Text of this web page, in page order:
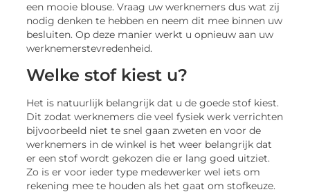
een mooie blouse. Vraag uw werknemers dus wat zij
nodig denken te hebben en neem dit mee binnen uw
besluiten. Op deze manier werkt u opnieuw aan uw
werknemerstevredenheid.
Welke stof kiest u?
Het is natuurlijk belangrijk dat u de goede stof kiest.
Dit zodat werknemers die veel fysiek werk verrichten
bijvoorbeeld niet te snel gaan zweten en voor de
werknemers in de winkel is het weer belangrijk dat
er een stof wordt gekozen die er lang goed uitziet.
Zo is er voor ieder type medewerker wel iets om
rekening mee te houden als het gaat om stofkeuze.